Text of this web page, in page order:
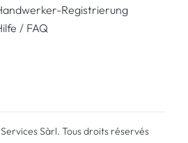
Registrierung
/ FAQ
Sàrl. Tous droits réservés